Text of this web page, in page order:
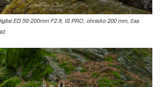
ED 50-200mm F2.8, IS PRO, ohnisko 200 mm, čas